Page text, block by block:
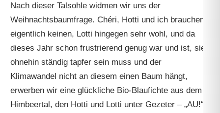
Nach dieser Talsohle widmen wir uns der
Weihnachtsbaumfrage. Chéri, Hotti und ich brauchen
eigentlich keinen, Lotti hingegen sehr wohl, und da
dieses Jahr schon frustrierend genug war und ist, sie
ohnehin ständig tapfer sein muss und der
Klimawandel nicht an diesem einen Baum hängt,
erwerben wir eine glückliche Bio-Blaufichte aus dem
Himbeertal, den Hotti und Lotti unter Gezeter – „AU!“,